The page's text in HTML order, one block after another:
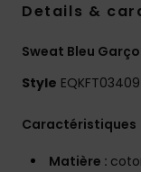
Details &
Sweat Bleu
Style EQKFT03409
Caractéristiques
Matière :